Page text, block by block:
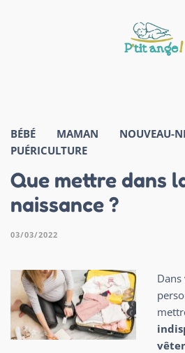
BÉBÉ MAMAN
NOUVEAU-
PUÉRICULTURE
Que mettre dans
naissance ?
03/03/2022